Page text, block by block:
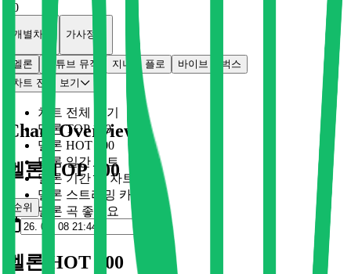
0
개별차트 가사정보
멜론 유튜브 뮤직 지니 플로 바이브
벅스
차트 전체 보기
차트 전체 보기
멜론 TOP 100
멜론 HOT 100
멜론 일간 차트
멜론 기간 별 차트
멜론 스트리밍 카드
멜론 곡 좋아요
Chart Overview
멜론 TOP 100
순위
멜론 HOT 100